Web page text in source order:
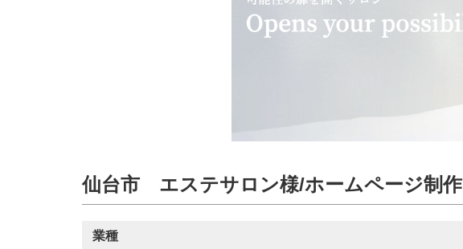
仙台市 エステサロン様/ホームページ制作
業種